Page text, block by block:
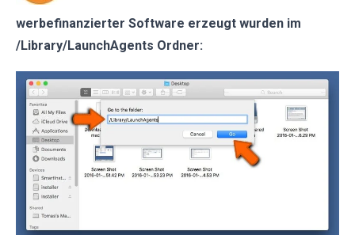
werbefinanzierter Software erzeugt wurden im
/Library/LaunchAgents Ordner: